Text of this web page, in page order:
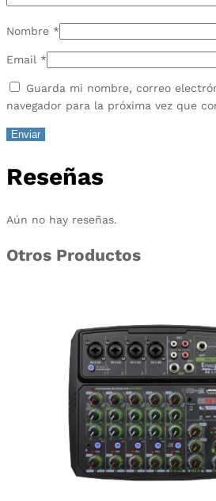
Nombre *
Email *
Guarda mi nombre, correo
navegador para la próxima vez que
Reseñas
Aún no hay reseñas.
Otros Productos